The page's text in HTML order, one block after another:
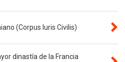
(Corpus Iuris Civilis)
dinastía de la Francia